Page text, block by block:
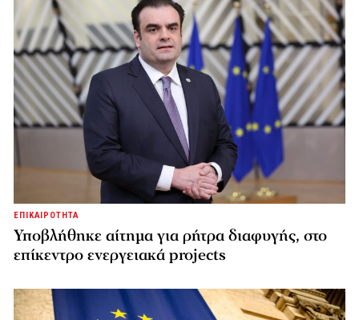
ΕΠΙΚΑΙΡΟΤΗΤΑ
Υποβλήθηκε αίτημα για ρήτρα διαφυγής, στο
επίκεντρο ενεργειακά projects